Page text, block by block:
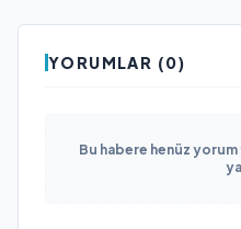
YORUMLAR (0)
Bu habere henüz yorum